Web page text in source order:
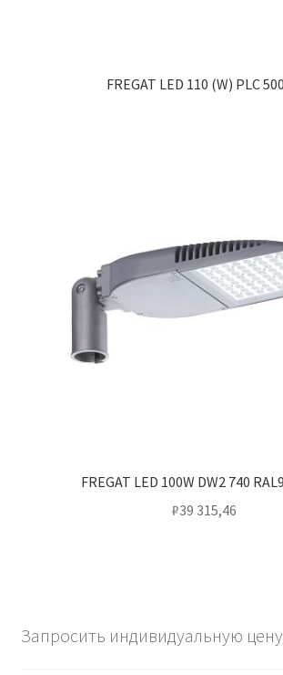
FREGAT LED 110 (W) PLC
FREGAT LED 100W DW2 740
₽39 315,46
Запросить индивидуальную